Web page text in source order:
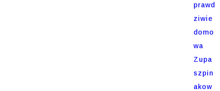
prawd
ziwie
domo
wa
Zupa
szpin
akow